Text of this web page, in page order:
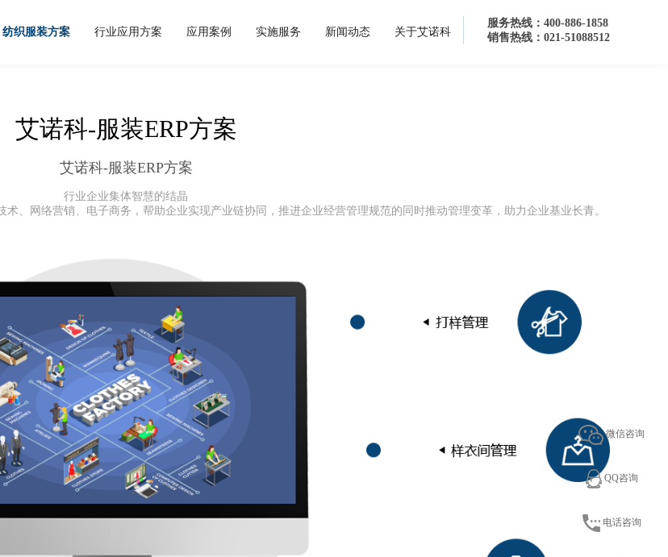
纺织服装方案 行业应用方案 应用案例 实施服务 新闻动态 关于艾诺科
服务热线：400-886-1858
销售热线：021-51088512
艾诺科-服装ERP方案
艾诺科-服装ERP方案
行业企业集体智慧的结晶
、网络营销、电子商务，帮助企业实现产业链协同，推进企业经营管理规范的同时推动管理变革，助力企业基业长青。
微信咨询
QQ咨询
电话咨询